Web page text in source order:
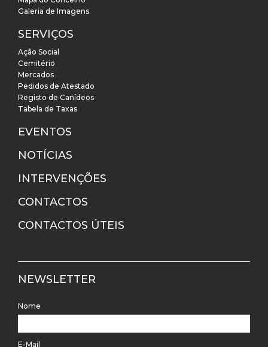
Galeria de Imagens
SERVIÇOS
Ação Social
Cemitério
Mercados
Pedidos de Atestado
Registo de Canídeos
Tabela de Taxas
EVENTOS
NOTÍCIAS
INTERVENÇÕES
CONTACTOS
CONTACTOS ÚTEIS
NEWSLETTER
Nome
E-Mail